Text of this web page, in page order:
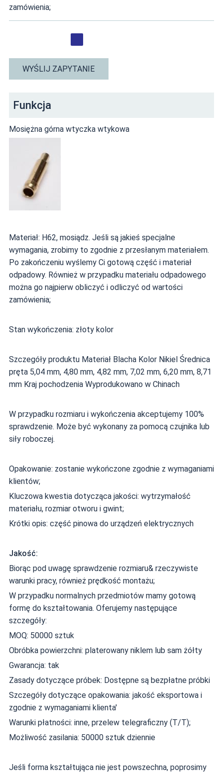
zamówienia;
WYŚLIJ ZAPYTANIE
Funkcja
Mosiężna górna wtyczka wtykowa
Materiał: H62, mosiądz. Jeśli są jakieś specjalne
wymagania, zrobimy to zgodnie z przesłanym materiałem.
Po zakończeniu wyślemy Ci gotową część i materiał
odpadowy. Również w przypadku materiału odpadowego
można go najpierw obliczyć i odliczyć od wartości
zamówienia;
Stan wykończenia: złoty kolor
Szczegóły produktu Materiał Blacha Kolor Nikiel Średnica
pręta 5,04 mm, 4,80 mm, 4,82 mm, 7,02 mm, 6,20 mm, 8,71
mm Kraj pochodzenia Wyprodukowano w Chinach
W przypadku rozmiaru i wykończenia akceptujemy 100%
sprawdzenie. Może być wykonany za pomocą czujnika lub
siły roboczej.
Opakowanie: zostanie wykończone zgodnie z wymaganiami
klientów;
Kluczowa kwestia dotycząca jakości: wytrzymałość
materiału, rozmiar otworu i gwint;
Krótki opis: część pinowa do urządzeń elektrycznych
Jakość:
Biorąc pod uwagę sprawdzenie rozmiaru& rzeczywiste
warunki pracy, również prędkość montażu;
W przypadku normalnych przedmiotów mamy gotową
formę do kształtowania. Oferujemy następujące
szczegóły:
MOQ: 50000 sztuk
Obróbka powierzchni: platerowany niklem lub sam żółty
Gwarancja: tak
Zasady dotyczące próbek: Dostępne są bezpłatne próbki
Szczegóły dotyczące opakowania: jakość eksportowa i
zgodnie z wymaganiami klienta'
Warunki płatności: inne, przelew telegraficzny (T/T);
Możliwość zasilania: 50000 sztuk dziennie
Jeśli forma kształtująca nie jest powszechna, poprosimy